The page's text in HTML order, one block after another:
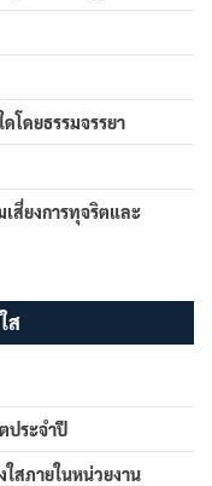
โดยธรรมจรรยา
เสี่ยงการทุจริตและ
ส
ประจำปี
สภายในหน่วยงาน